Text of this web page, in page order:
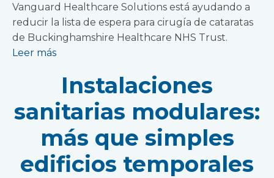
Vanguard Healthcare Solutions está ayudando a
reducir la lista de espera para cirugía de cataratas
de Buckinghamshire Healthcare NHS Trust.
Leer más
Instalaciones
sanitarias modulares:
más que simples
edificios temporales